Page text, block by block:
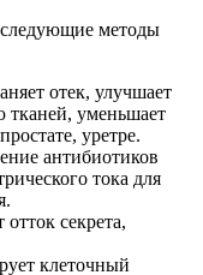
методы
отек, улучшает
уменьшает
уретре.
антибиотиков
тока для
секрета,
клеточный